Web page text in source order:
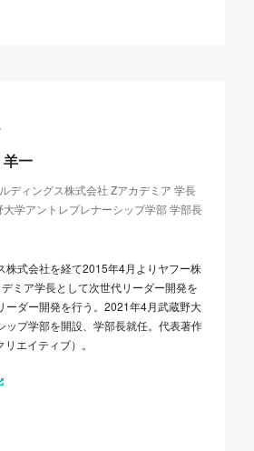
一
ディングス株式会社 Zアカデミア 学長
大学アントレプレナーシップ学部 学部長
株式会社を経て2015年4月よりヤフー株
ミア学長として次世代リーダー開発を
ーダー開発を行う。2021年4月武蔵野大
ップ学部を開設、学部長就任。代表著作
エイティブ）。